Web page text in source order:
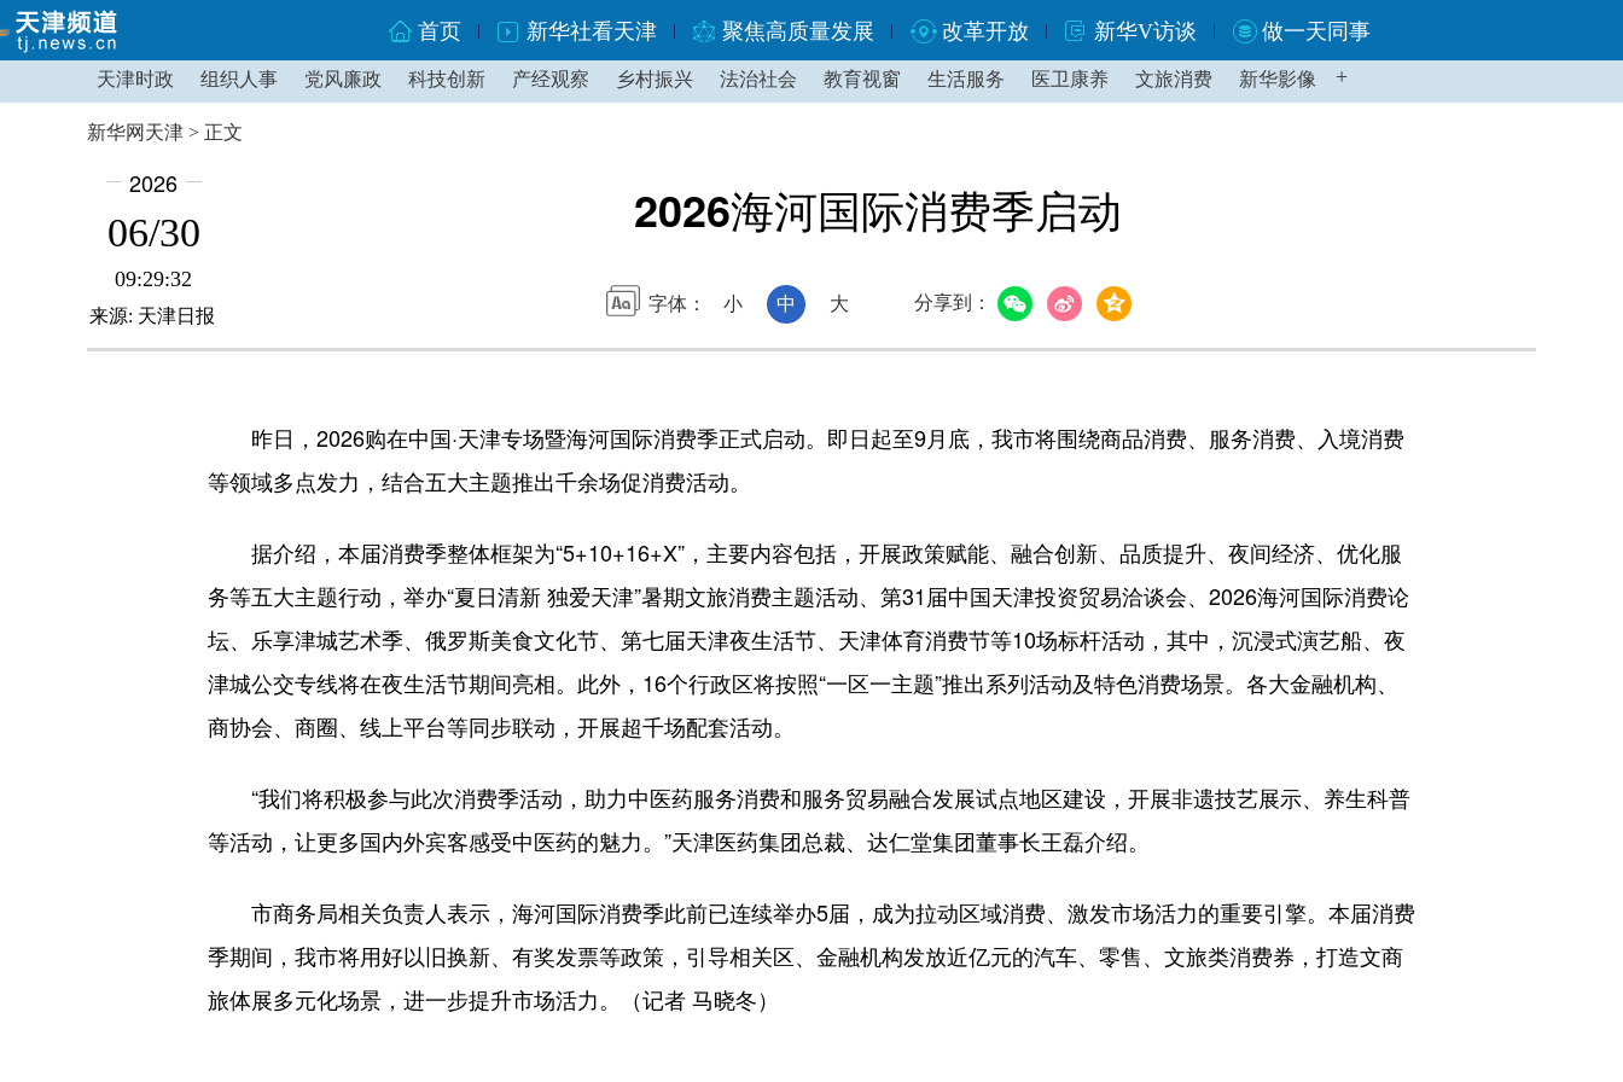
首页 新华社看天津 聚焦高质量发展 改革开放 新华V访谈 做一天同事
天津时政 组织人事 党风廉政 科技创新 产经观察 乡村振兴 法治社会 教育视窗 生活服务 医卫康养 文旅消费 新华影像 +
新华网天津 > 正文
2026
06/30
09:29:32
来源: 天津日报
2026海河国际消费季启动
字体： 小 中 大 分享到：
昨日，2026购在中国·天津专场暨海河国际消费季正式启动。即日起至9月底，我市将围绕商品消费、服务消费、入境消费
等领域多点发力，结合五大主题推出千余场促消费活动。
据介绍，本届消费季整体框架为“5+10+16+X”，主要内容包括，开展政策赋能、融合创新、品质提升、夜间经济、优化服
务等五大主题行动，举办“夏日清新 独爱天津”暑期文旅消费主题活动、第31届中国天津投资贸易洽谈会、2026海河国际消费论
坛、乐享津城艺术季、俄罗斯美食文化节、第七届天津夜生活节、天津体育消费节等10场标杆活动，其中，沉浸式演艺船、夜
津城公交专线将在夜生活节期间亮相。此外，16个行政区将按照“一区一主题”推出系列活动及特色消费场景。各大金融机构、
商协会、商圈、线上平台等同步联动，开展超千场配套活动。
“我们将积极参与此次消费季活动，助力中医药服务消费和服务贸易融合发展试点地区建设，开展非遗技艺展示、养生科普
等活动，让更多国内外宾客感受中医药的魅力。”天津医药集团总裁、达仁堂集团董事长王磊介绍。
市商务局相关负责人表示，海河国际消费季此前已连续举办5届，成为拉动区域消费、激发市场活力的重要引擎。本届消费
季期间，我市将用好以旧换新、有奖发票等政策，引导相关区、金融机构发放近亿元的汽车、零售、文旅类消费券，打造文商
旅体展多元化场景，进一步提升市场活力。（记者 马晓冬）